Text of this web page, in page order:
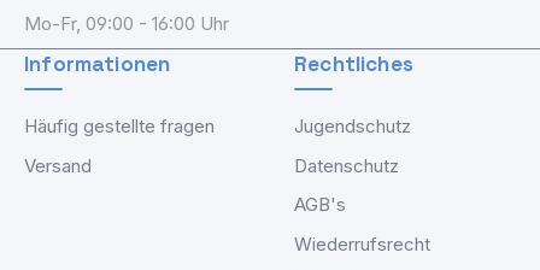
Mo-Fr, 09:00 - 16:00 Uhr
Informationen
Häufig gestellte fragen
Versand
Rechtliches
Jugendschutz
Datenschutz
AGB's
Wiederrufsrecht